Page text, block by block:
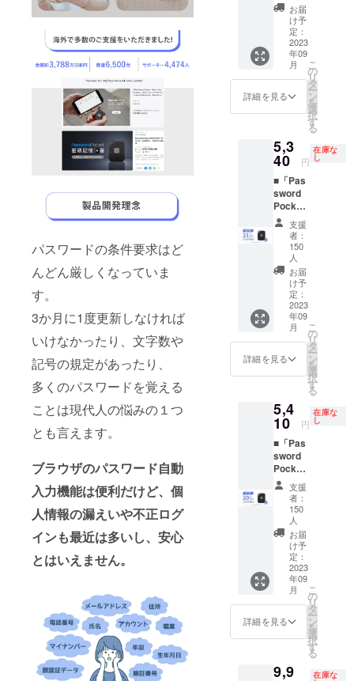
パスワードの条件要求はど
んどん厳しくなっていま
す。
3か月に1度更新しなければ
いけなかったり、文字数や
記号の規定があったり、
多くのパスワードを覚える
ことは現代人の悩みの１つ
とも言えます。
ブラウザのパスワード自動
入力機能は便利だけど、個
人情報の漏えいや不正ログ
インも最近は多いし、安心
とはいえません。
6,760円
5,480円
（税・
送料
込） ＜
内容品
＞ ・
Passwo
× 1 ・
CR203
2電池 ×
1 ・日
本語説
明書 ※
製造状
況によ
り出荷
時期が
遅れる
場合、
早急に
ご連絡
致しま
す。
お届
け予
定：
2023
年09
月
詳細を見る
こ
の
リ
タ
ー
ン
を
選
択
す
る
5,3
40 円
在庫な
し
■「Pas
sword
Pocket
」× 1 一
般販売
予定価
6,760円
5,340円
（税・
送料
込） ＜
内容品
＞ ・
Passwo
× 1 ・
CR203
2電池 ×
1 ・日
本語説
明書 ※
製造状
況によ
り出荷
時期が
遅れる
場合、
早急に
ご連絡
致しま
す。
支援
者：
150
人
お届
け予
定：
2023
年09
月
詳細を見る
こ
の
リ
タ
ー
ン
を
選
択
す
る
5,4
10 円
在庫な
し
■「Pas
sword
Pocket
」× 1 一
般販売
予定価
6,760円
5,410円
（税・
送料
込） ＜
内容品
＞ ・
Passwo
× 1 ・
支援
者：
150
人
お届
け予
定：
2023
年09
月
詳細を見る
こ
の
リ
タ
ー
ン
を
選
択
す
る
9,9 在庫な